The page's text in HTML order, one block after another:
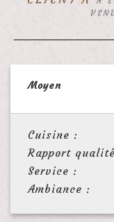
Moyen
Cuisine :
Rapport
Service :
Ambiance :